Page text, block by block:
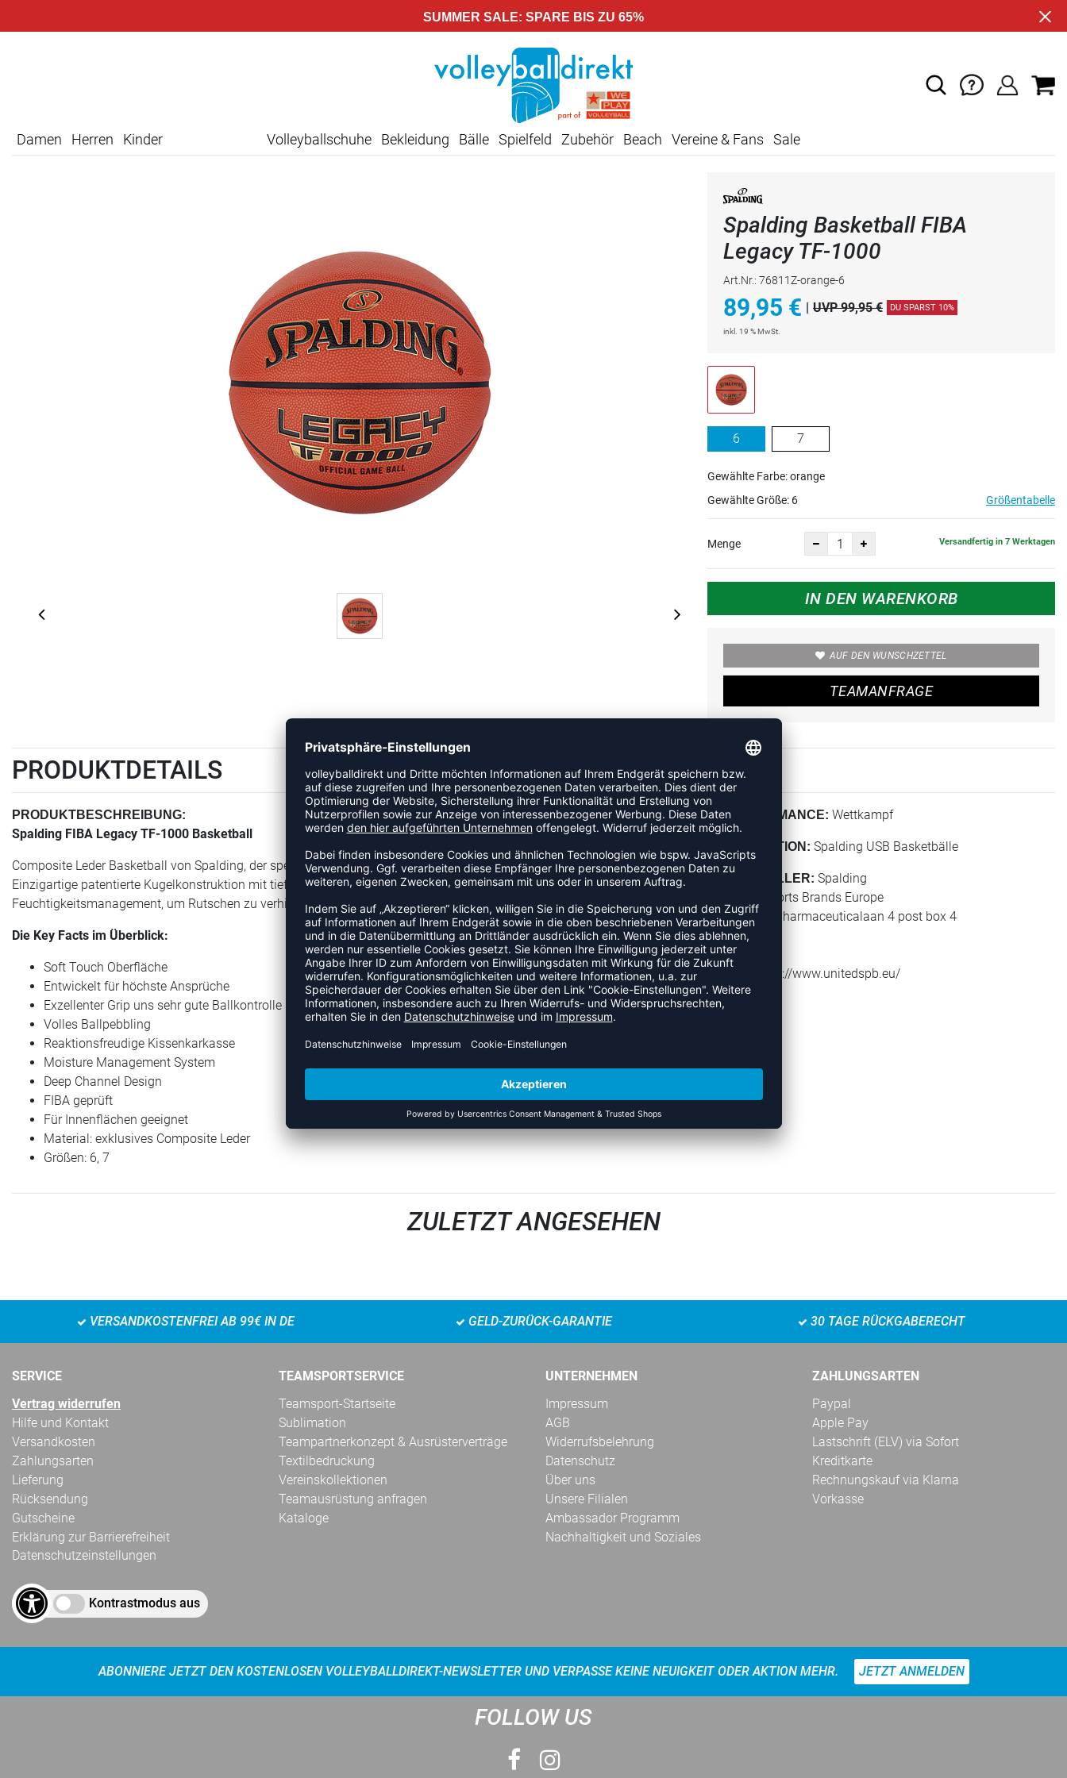
SUMMER SALE: SPARE BIS ZU 65%
Damen Herren Kinder Volleyballschuhe Bekleidung Bälle Spielfeld Zubehör Beach Vereine & Fans Sale
Spalding Basketball FIBA
Legacy TF-1000
Art.Nr.: 76811Z-orange-6
89,95 € | UVP 99,95 € DU SPARST 10%
inkl. 19 % MwSt.
6 7
Gewählte Farbe: orange
Gewählte Größe: 6 Größentabelle
Menge Versandfertig in 7 Werktagen
IN DEN WARENKORB
AUF DEN WUNSCHZETTEL
TEAMANFRAGE
PRODUKTDETAILS
PRODUKTBESCHREIBUNG:
Spalding FIBA Legacy TF-1000 Basketball
Composite Leder Basketball von Spalding, der speziell für hochklassiges und professionelles Hallenspiel entwickelt wurde.
Einzigartige patentierte Kugelkonstruktion mit tiefen Kanälen für besseres Handling. Fortschrittliches
Feuchtigkeitsmanagement, um Rutschen zu verhindern. In verschiedenen Größen verfügbar.
Die Key Facts im Überblick:
Soft Touch Oberfläche
Entwickelt für höchste Ansprüche
Exzellenter Grip uns sehr gute Ballkontrolle
Volles Ballpebbling
Reaktionsfreudige Kissenkarkasse
Moisture Management System
Deep Channel Design
FIBA geprüft
Für Innenflächen geeignet
Material: exklusives Composite Leder
Größen: 6, 7
PERFORMANCE: Wettkampf
KOLLEKTION: Spalding USB Basketbälle
HERSTELLER: Spalding
United Sports Brands Europe
Janssen-Pharmaceuticalaan 4 post box 4
2440 Geel
Belgium
Web: https://www.unitedspb.eu/
ZULETZT ANGESEHEN
VERSANDKOSTENFREI AB 99€ IN DE GELD-ZURÜCK-GARANTIE 30 TAGE RÜCKGABERECHT
SERVICE
Vertrag widerrufen
Hilfe und Kontakt
Versandkosten
Zahlungsarten
Lieferung
Rücksendung
Gutscheine
Erklärung zur Barrierefreiheit
Datenschutzeinstellungen
Kontrastmodus aus
TEAMSPORTSERVICE
Teamsport-Startseite
Sublimation
Teampartnerkonzept & Ausrüsterverträge
Textilbedruckung
Vereinskollektionen
Teamausrüstung anfragen
Kataloge
UNTERNEHMEN
Impressum
AGB
Widerrufsbelehrung
Datenschutz
Über uns
Unsere Filialen
Ambassador Programm
Nachhaltigkeit und Soziales
ZAHLUNGSARTEN
Paypal
Apple Pay
Lastschrift (ELV) via Sofort
Kreditkarte
Rechnungskauf via Klarna
Vorkasse
ABONNIERE JETZT DEN KOSTENLOSEN VOLLEYBALLDIREKT-NEWSLETTER UND VERPASSE KEINE NEUIGKEIT ODER AKTION MEHR. JETZT ANMELDEN
FOLLOW US